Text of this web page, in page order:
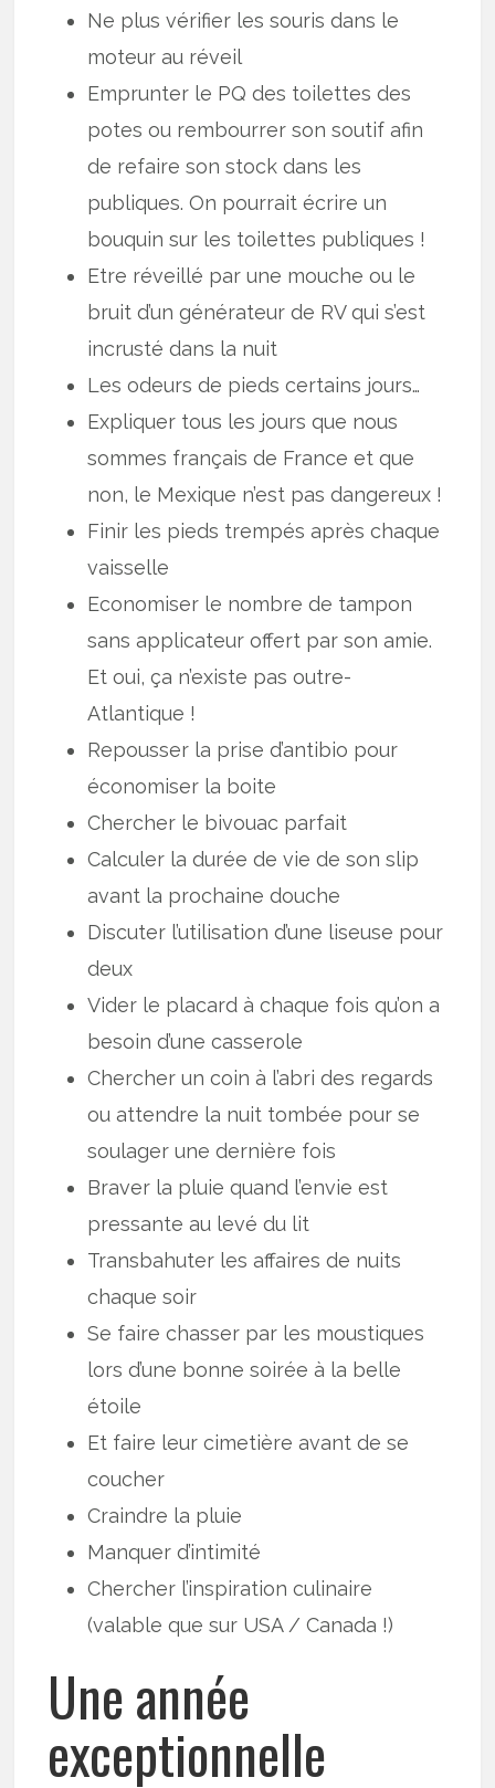
Ne plus vérifier les souris dans le
moteur au réveil
Emprunter le PQ des toilettes des
potes ou rembourrer son soutif afin
de refaire son stock dans les
publiques. On pourrait écrire un
bouquin sur les toilettes publiques !
Etre réveillé par une mouche ou le
bruit d’un générateur de RV qui s’est
incrusté dans la nuit
Les odeurs de pieds certains jours…
Expliquer tous les jours que nous
sommes français de France et que
non, le Mexique n’est pas dangereux !
Finir les pieds trempés après chaque
vaisselle
Economiser le nombre de tampon
sans applicateur offert par son amie.
Et oui, ça n’existe pas outre-
Atlantique !
Repousser la prise d’antibio pour
économiser la boite
Chercher le bivouac parfait
Calculer la durée de vie de son slip
avant la prochaine douche
Discuter l’utilisation d’une liseuse pour
deux
Vider le placard à chaque fois qu’on a
besoin d’une casserole
Chercher un coin à l’abri des regards
ou attendre la nuit tombée pour se
soulager une dernière fois
Braver la pluie quand l’envie est
pressante au levé du lit
Transbahuter les affaires de nuits
chaque soir
Se faire chasser par les moustiques
lors d’une bonne soirée à la belle
étoile
Et faire leur cimetière avant de se
coucher
Craindre la pluie
Manquer d’intimité
Chercher l’inspiration culinaire
(valable que sur USA / Canada !)
Une année
exceptionnelle